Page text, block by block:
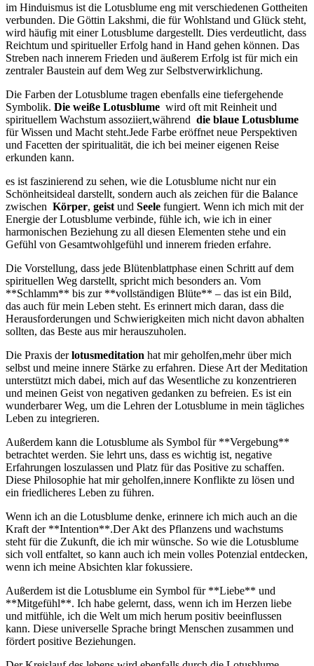
im Hinduismus ‌ist die Lotusblume ​eng mit verschiedenen Gottheiten
verbunden. Die Göttin Lakshmi, die‍ für Wohlstand und Glück steht,
wird​ häufig mit ‌einer Lotusblume dargestellt. Dies verdeutlicht, ‌dass
Reichtum und spiritueller Erfolg hand in⁢ Hand gehen können. Das
Streben⁣ nach innerem Frieden​ und⁣ äußerem⁤ Erfolg ist ‌für mich ein
zentraler Baustein‌ auf ⁢dem Weg zur​ Selbstverwirklichung.
Die Farben der ‍Lotusblume tragen ‌ebenfalls eine tiefergehende
Symbolik. Die⁤ weiße ​Lotusblume ⁢ wird oft ‌mit⁤ Reinheit⁣ und
spirituellem Wachstum ‌assoziiert,während ⁣ die blaue Lotusblume
für ⁣Wissen und Macht steht.Jede Farbe eröffnet neue Perspektiven
und Facetten⁤ der spiritualität,​ die ich bei meiner eigenen Reise
erkunden kann.
es ist faszinierend ​zu sehen, wie die‍ Lotusblume nicht nur ein
‌Schönheitsideal ⁤darstellt, sondern⁣ auch ⁢als zeichen für⁢ die​ Balance
zwischen ⁢ Körper, geist und Seele ‌fungiert. Wenn ⁢ich‌ mich⁢ mit der
Energie der Lotusblume verbinde, fühle ‍ich, ‌wie ⁤ich in ‌einer⁤
harmonischen Beziehung zu all diesen ​Elementen stehe und ein
Gefühl‍ von Gesamtwohlgefühl und innerem frieden‌ erfahre.
Die Vorstellung, ‍dass jede⁢ Blütenblattphase ‍einen ‍Schritt auf dem
spirituellen Weg darstellt, ​spricht ⁢mich besonders an. ⁢Vom
**Schlamm** bis zur **vollständigen Blüte** – das ‍ist ‌ein Bild,⁣
das auch für mein Leben steht. Es ‌erinnert mich‍ daran, dass ‍die
Herausforderungen und ​Schwierigkeiten mich nicht‌ davon abhalten
sollten, ​das⁢ Beste aus mir herauszuholen.
Die Praxis der⁤lotusmeditation hat mir geholfen,mehr über mich
selbst und meine innere Stärke‍ zu erfahren. Diese‍ Art der Meditation‍
unterstützt mich dabei, mich auf das Wesentliche zu konzentrieren
und meinen Geist von negativen ​gedanken ⁣zu befreien. Es ist ein
wunderbarer Weg, um die‌ Lehren der Lotusblume ⁣in mein tägliches
Leben zu integrieren.
Außerdem⁣ kann die ⁣Lotusblume ⁢als​ Symbol für **Vergebung**
betrachtet ‍werden.⁤ Sie⁢ lehrt uns, dass es wichtig ist, negative
Erfahrungen loszulassen und Platz für‌ das ⁤Positive zu ⁤schaffen.
Diese Philosophie⁢ hat mir geholfen,innere Konflikte zu ‍lösen‍ und
ein friedlicheres Leben zu führen.
Wenn ich an die Lotusblume denke, erinnere ich‌ mich auch an ‌die
‍Kraft der **Intention**.Der ⁣Akt des ‌Pflanzens und wachstums
steht ⁢für die Zukunft,⁣ die​ ich mir ‌wünsche. So wie die Lotusblume
sich ⁤voll entfaltet, so ​kann auch ich ⁣mein ⁣volles Potenzial entdecken,
wenn ich⁢ meine ‍Absichten klar fokussiere.
Außerdem ⁢ist ⁣die Lotusblume‍ ein ⁣Symbol für **Liebe** und
**Mitgefühl**. Ich habe gelernt, dass, wenn ich⁣ im Herzen ⁤liebe
und ⁢mitfühle, ich die Welt um ⁢mich herum positiv beeinflussen
kann. Diese universelle Sprache bringt⁤ Menschen⁢ zusammen und
fördert positive‌ Beziehungen.